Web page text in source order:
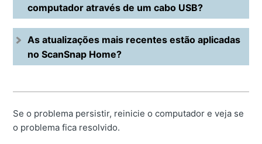
computador através de um cabo USB?
As atualizações mais recentes estão aplicadas
no ScanSnap Home?
Se o problema persistir, reinicie o computador e veja se
o problema fica resolvido.